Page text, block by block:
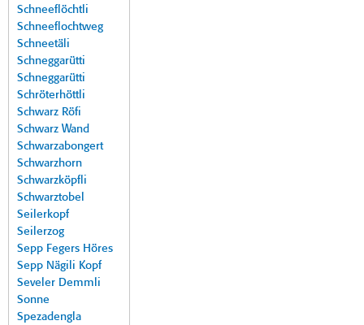
Schneeflöchtli
Schneeflochtweg
Schneetäli
Schneggarütti
Schneggarütti
Schröterhöttli
Schwarz Röfi
Schwarz Wand
Schwarzabongert
Schwarzhorn
Schwarzköpfli
Schwarztobel
Seilerkopf
Seilerzog
Sepp Fegers Höres
Sepp Nägili Kopf
Seveler Demmli
Sonne
Spezadengla